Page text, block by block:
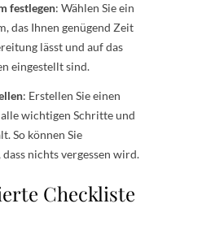
festlegen: Wählen Sie ein
das Ihnen genügend Zeit
lässt und auf das
eingestellt sind.
: Erstellen Sie einen
wichtigen Schritte und
So können Sie
nichts vergessen wird.
Checkliste